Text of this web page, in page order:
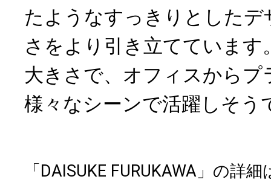
たようなすっきりとした
さをより引き立てています
大きさで、オフィスからプ
様々なシーンで活躍しそう
「DAISUKE FURUKAWA」の詳